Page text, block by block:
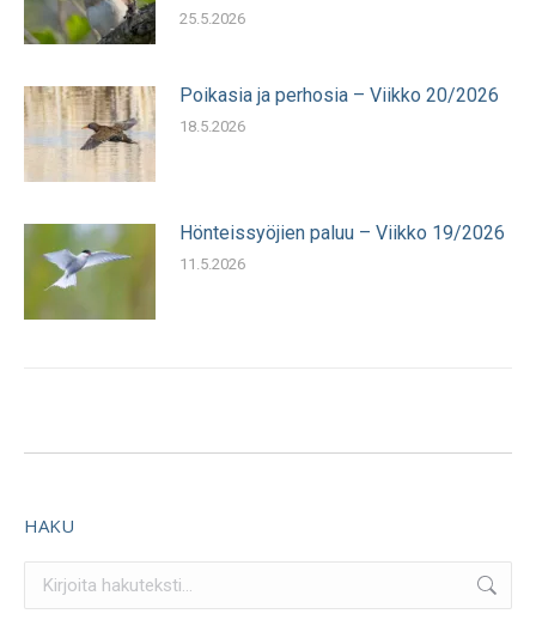
25.5.2026
Poikasia ja perhosia – Viikko 20/2026
18.5.2026
Hönteissyöjien paluu – Viikko 19/2026
11.5.2026
HAKU